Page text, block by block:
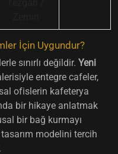
İçin Uygundur?
sınırlı değildir. Yeni
entegre cafeler,
ofislerin kafeterya
bir hikaye anlatmak
bir bağ kurmayı
modelini tercih